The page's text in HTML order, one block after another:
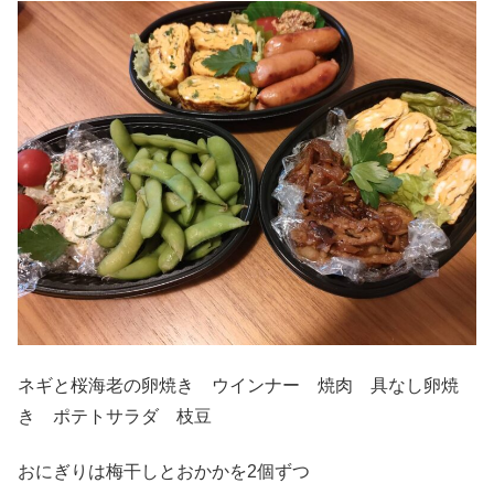
ネギと桜海老の卵焼き ウインナー 焼肉 具なし卵焼
き ポテトサラダ 枝豆
おにぎりは梅干しとおかかを2個ずつ